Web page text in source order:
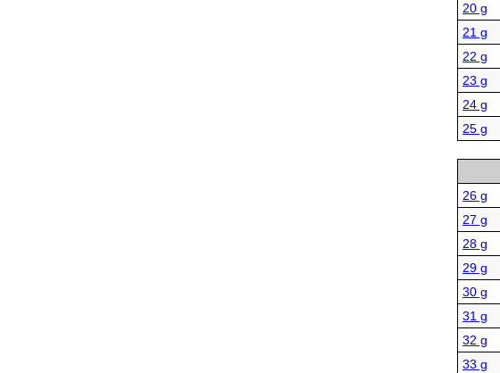
20 g
21 g
22 g
23 g
24 g
25 g
26 g
27 g
28 g
29 g
30 g
31 g
32 g
33 g